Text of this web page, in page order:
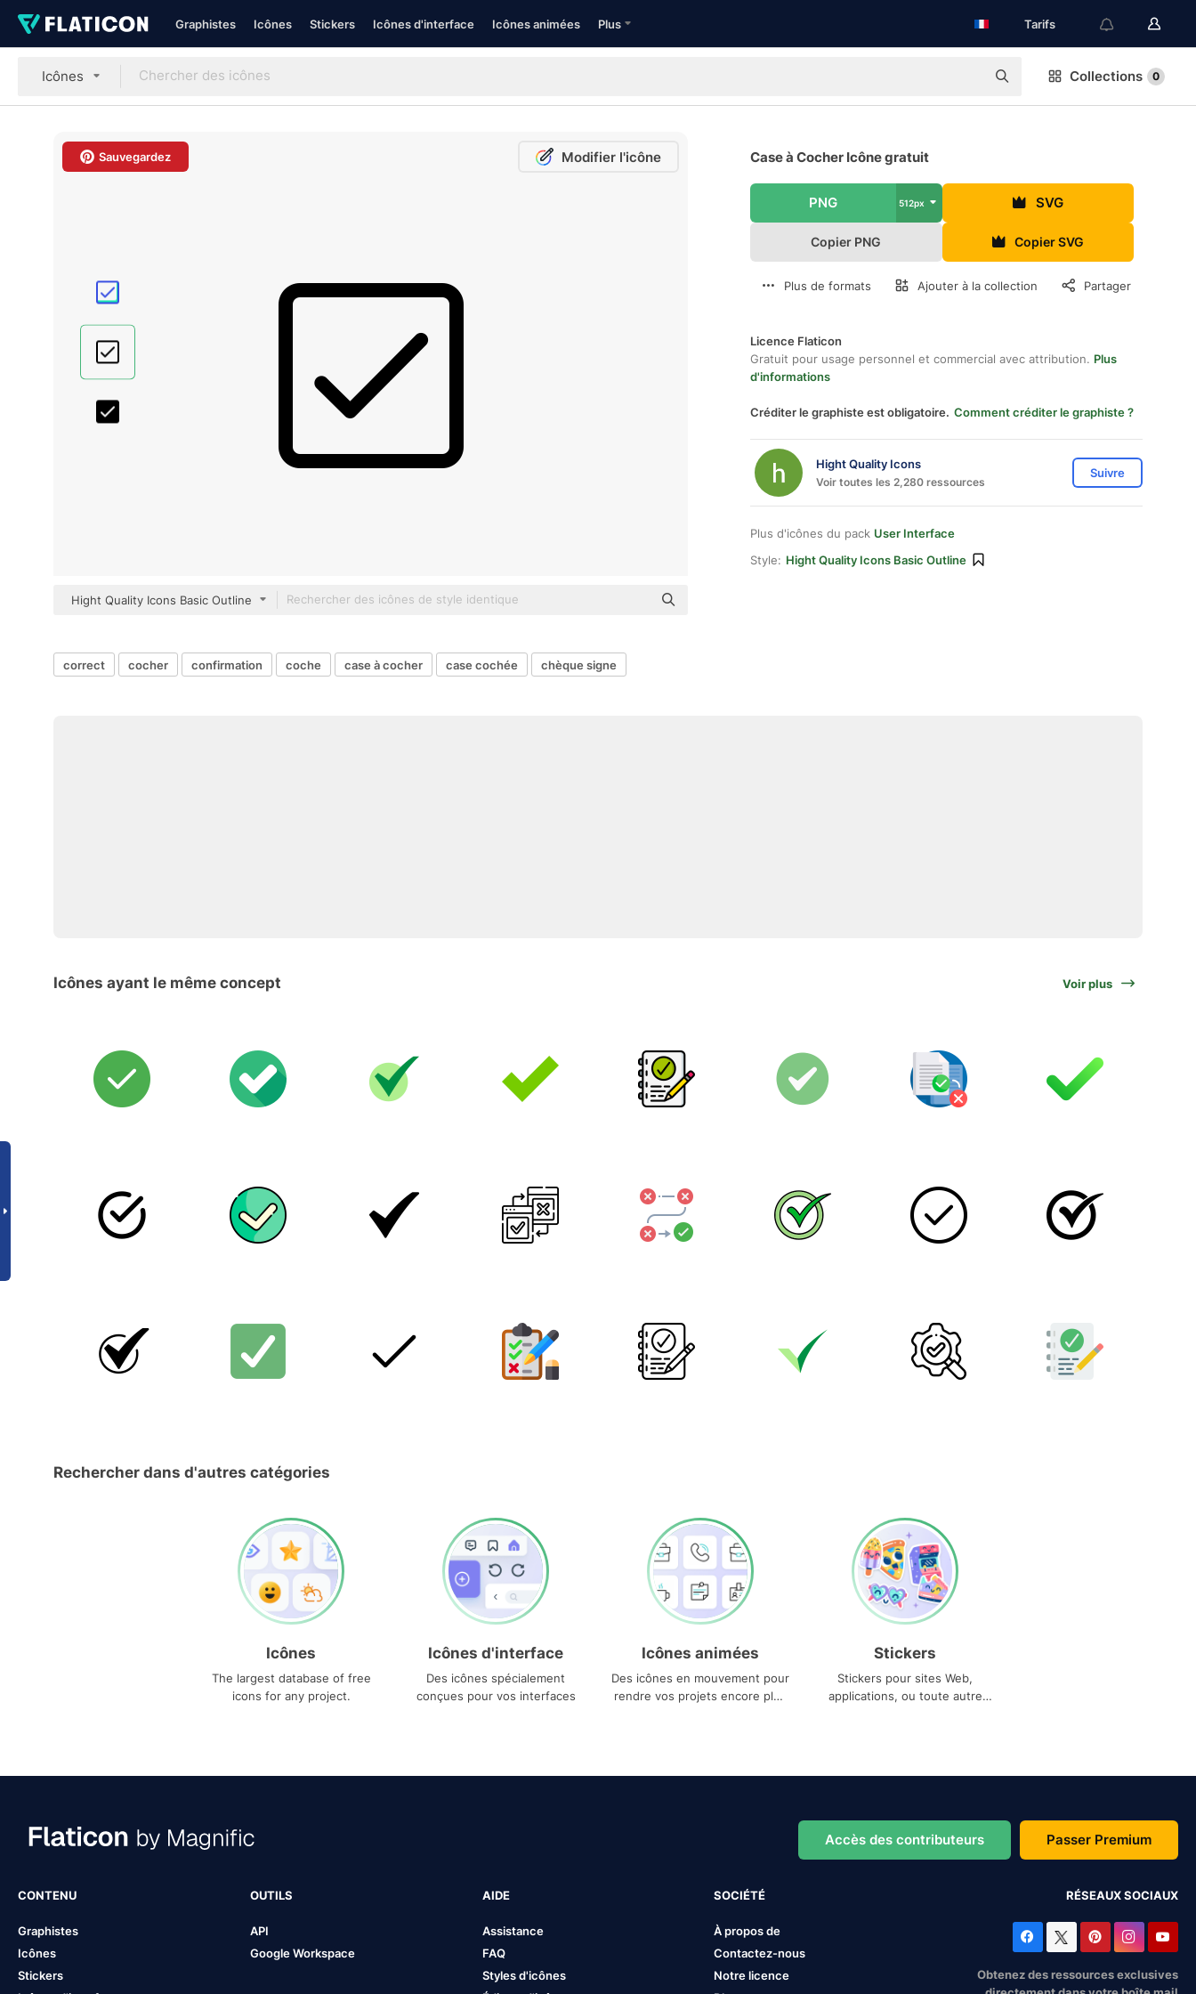
Graphistes Icônes Stickers Icônes d'interface Icônes animées Plus Tarifs
Icônes Collections 0
Sauvegardez Modifier l'icône
Hight Quality Icons Basic Outline
Case à Cocher Icône gratuit
PNG 512px SVG
Copier PNG Copier SVG
Plus de formats Ajouter à la collection Partager
Licence Flaticon
Gratuit pour usage personnel et commercial avec attribution. Plus
d'informations
Créditer le graphiste est obligatoire. Comment créditer le graphiste ?
Hight Quality Icons
Voir toutes les 2,280 ressources
Suivre
Plus d'icônes du pack User Interface
Style: Hight Quality Icons Basic Outline
correct cocher confirmation coche case à cocher case cochée chèque signe
Icônes ayant le même concept Voir plus
Rechercher dans d'autres catégories
Icônes
The largest database of free
icons for any project.
Icônes d'interface
Des icônes spécialement
conçues pour vos interfaces
Icônes animées
Des icônes en mouvement pour
rendre vos projets encore plus
Stickers
Stickers pour sites Web,
applications, ou toute autre
Accès des contributeurs Passer Premium
CONTENU
Graphistes
Icônes
Stickers
OUTILS
API
Google Workspace
AIDE
Assistance
FAQ
Styles d'icônes
SOCIÉTÉ
À propos de
Contactez-nous
Notre licence
RÉSEAUX SOCIAUX
Obtenez des ressources exclusives